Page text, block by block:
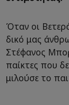
Όταν οι
δικό μας
Στέφανος
παίκτες που
μιλούσε το